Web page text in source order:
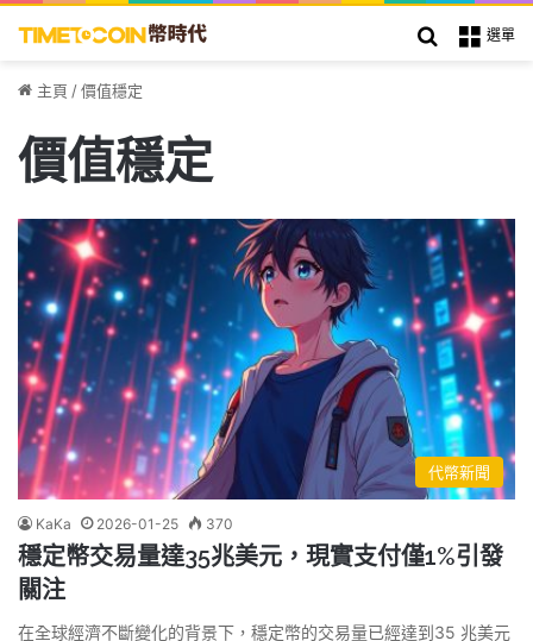
選單
搜索
主頁 /價值穩定
價值穩定
代幣新聞
KaKa 2026-01-25 370
穩定幣交易量達35兆美元，現實支付僅1%引發
關注
在全球經濟不斷變化的背景下，穩定幣的交易量已經達到35 兆美元